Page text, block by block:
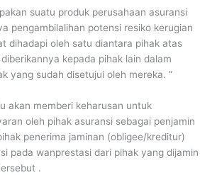
suatu produk perusahaan asuransi
pengambilalihan potensi resiko kerugian
dihadapi oleh satu diantara pihak atas
kepada pihak lain dalam
yang sudah disetujui oleh mereka. ”
akan memberi keharusan untuk
oleh pihak asuransi sebagai penjamin
penerima jaminan (obligee/kreditur)
pada wanprestasi dari pihak yang dijamin
.